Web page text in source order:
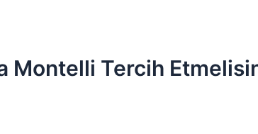
Montelli Tercih